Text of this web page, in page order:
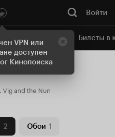
VPN или
доступен
Кинопоиска
Войти
кинотеатр Билеты в
Vig and the Nun
2 Обои 1